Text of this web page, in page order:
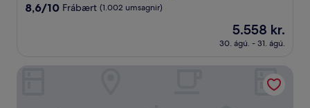
gististaður
8.6
umsagnir)
8,6/10 Frábært (1.002 umsagnir)
Verðið
er
5.558 kr.
5.558 kr.
30. ágú. - 31. ágú.